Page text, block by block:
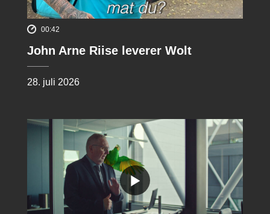
00:42
John Arne Riise leverer Wolt
28. juli 2026